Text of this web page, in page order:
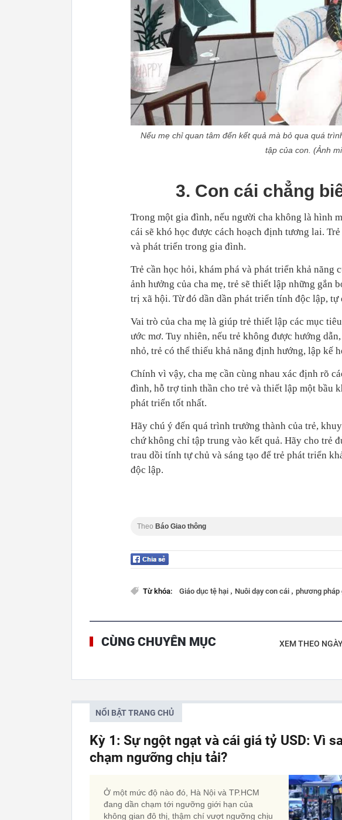
Nếu mẹ chỉ quan tâm đến kết quả mà bỏ qua quá
tập của con. (Ảnh
3. Con cái chẳng
Trong một gia đình, nếu người cha không là hình
cái sẽ khó học được cách hoạch định tương lai.
và phát triển trong gia đình.
Trẻ cần học hỏi, khám phá và phát triển khả năng
ảnh hưởng của cha mẹ, trẻ sẽ thiết lập những gắn
trị xã hội. Từ đó dần dần phát triển tính độc lập, tự
Vai trò của cha mẹ là giúp trẻ thiết lập các mục
ước mơ. Tuy nhiên, nếu trẻ không được hướng
nhỏ, trẻ có thể thiếu khả năng định hướng, lập kế
Chính vì vậy, cha mẹ cần cùng nhau xác định rõ
đình, hỗ trợ tinh thần cho trẻ và thiết lập một bầu
phát triển tốt nhất.
Hãy chú ý đến quá trình trưởng thành của trẻ,
chứ không chỉ tập trung vào kết quả. Hãy cho trẻ
trau dồi tính tự chủ và sáng tạo để trẻ phát triển
độc lập.
Theo Báo Giao thông
Từ khóa: Giáo dục tệ hại , Nuôi dạy con cái , phương pháp
CÙNG CHUYÊN MỤC XEM THEO
NỔI BẬT TRANG CHỦ
Kỳ 1: Sự ngột ngạt và cái giá tỷ USD: Vì
chạm ngưỡng chịu tải?
Ở một mức độ nào đó, Hà Nội và TP.HCM
đang dần chạm tới ngưỡng giới hạn của
không gian đô thị, thậm chí vượt ngưỡng chịu